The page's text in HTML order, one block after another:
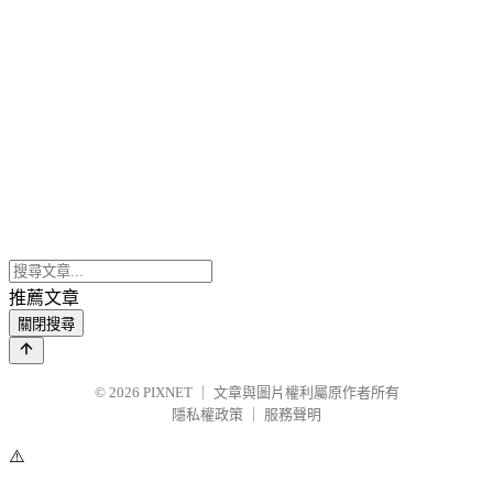
推薦文章
關閉搜尋
© 2026 PIXNET
文章與圖片權利屬原作者所有
隱私權政策
服務聲明
⚠️